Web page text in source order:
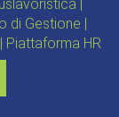
|
di Gestione |
Piattaforma HR